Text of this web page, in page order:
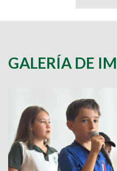
GALERÍA DE